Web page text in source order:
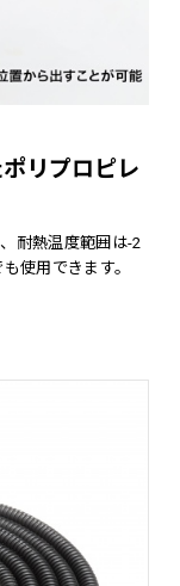
リプロピレ
耐熱温度範囲は-2
使用できます。